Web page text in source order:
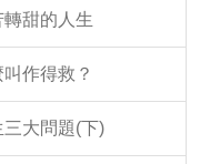
甜的人生
作得救？
大問題(下)